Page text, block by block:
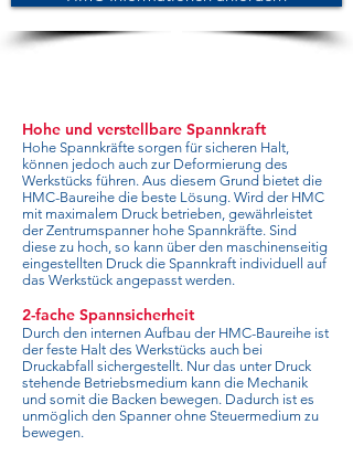
Hohe und verstellbare Spannkraft
Hohe Spannkräfte sorgen für sicheren Halt,
können jedoch auch zur Deformierung des
Werkstücks führen. Aus diesem Grund bietet die
HMC-Baureihe die beste Lösung. Wird der HMC
mit maximalem Druck betrieben, gewährleistet
der Zentrumspanner hohe Spannkräfte. Sind
diese zu hoch, so kann über den maschinenseitig
eingestellten Druck die Spannkraft individuell auf
das Werkstück angepasst werden.
2-fache Spannsicherheit
Durch den internen Aufbau der HMC-Baureihe ist
der feste Halt des Werkstücks auch bei
Druckabfall sichergestellt. Nur das unter Druck
stehende Betriebsmedium kann die Mechanik
und somit die Backen bewegen. Dadurch ist es
unmöglich den Spanner ohne Steuermedium zu
bewegen.